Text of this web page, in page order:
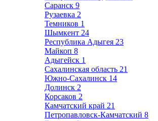
Саранск 9
Рузаевка 2
Темников 1
Шымкент 24
Республика Адыгея 23
Майкоп 8
Адыгейск 1
Сахалинская область 21
Южно-Сахалинск 14
Долинск 2
Корсаков 2
Камчатский край 21
Петропавловск-Камчатский 8